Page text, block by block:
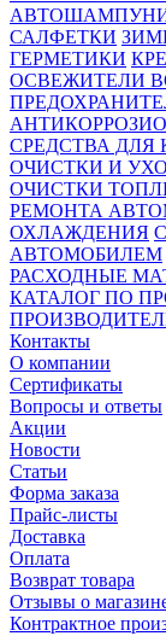
АВТОШАМПУНИ
САЛФЕТКИ
ГЕРМЕТИКИ
ОСВЕЖИТЕЛИ
СРЕДСТВА ДЛЯ
ОЧИСТКИ И
ОЧИСТКИ
РЕМОНТА
ОХЛАЖДЕНИЯ
АВТОМОБИЛЕМ
РАСХОДНЫЕ
КАТАЛОГ ПО
Контакты
О компании
Сертификаты
Вопросы и ответы
Акции
Новости
Статьи
Форма заказа
Прайс-листы
Доставка
Оплата
Возврат товара
Отзывы о
Контрактное